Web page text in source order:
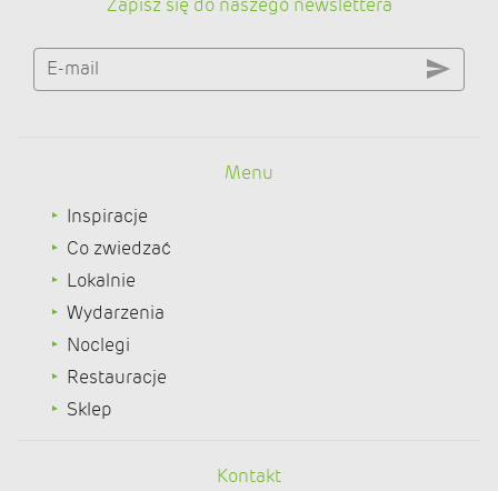
Zapisz się do naszego newslettera
E-mail
Menu
Inspiracje
Co zwiedzać
Lokalnie
Wydarzenia
Noclegi
Restauracje
Sklep
Kontakt